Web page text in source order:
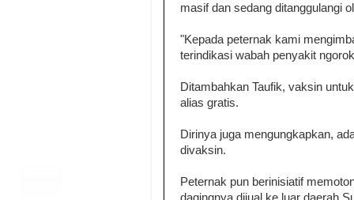
masif dan sedang ditanggulangi
"Kepada peternak kami
terindikasi wabah penyakit
Ditambahkan Taufik, vaksin
alias gratis.
Dirinya juga mengungkapkan,
divaksin.
Peternak pun berinisiatif